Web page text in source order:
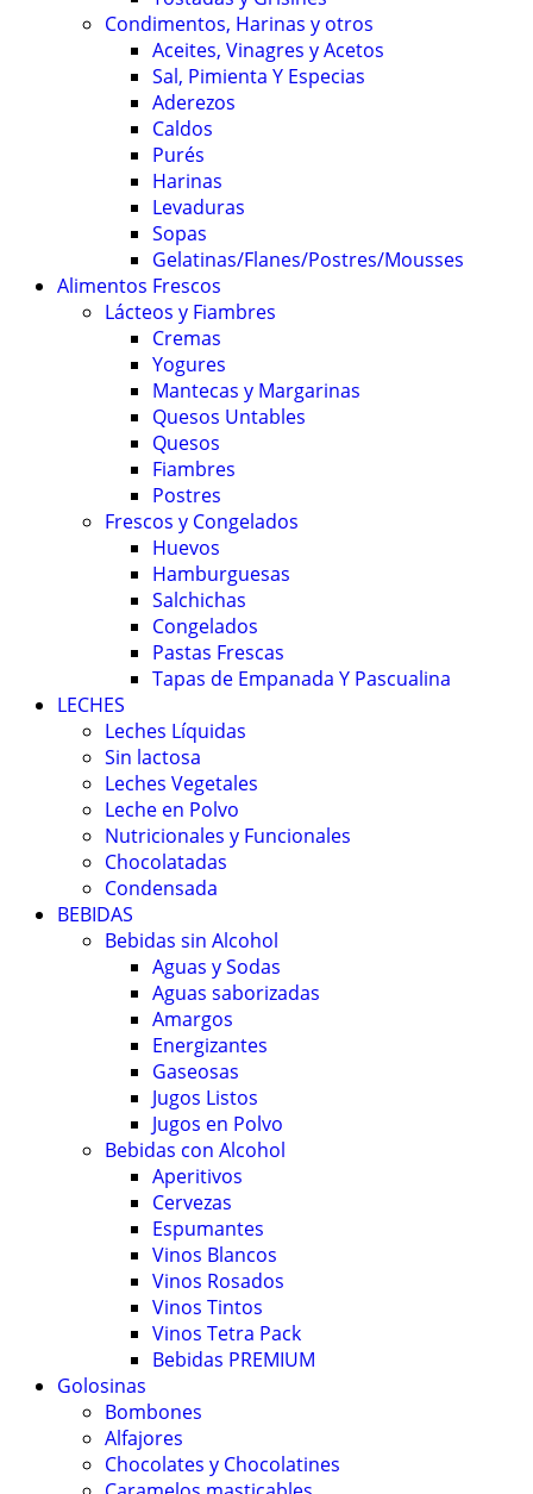
Condimentos, Harinas y otros
Aceites, Vinagres y Acetos
Sal, Pimienta Y Especias
Aderezos
Caldos
Purés
Harinas
Levaduras
Sopas
Gelatinas/Flanes/Postres/Mousses
Alimentos Frescos
Lácteos y Fiambres
Cremas
Yogures
Mantecas y Margarinas
Quesos Untables
Quesos
Fiambres
Postres
Frescos y Congelados
Huevos
Hamburguesas
Salchichas
Congelados
Pastas Frescas
Tapas de Empanada Y Pascualina
LECHES
Leches Líquidas
Sin lactosa
Leches Vegetales
Leche en Polvo
Nutricionales y Funcionales
Chocolatadas
Condensada
BEBIDAS
Bebidas sin Alcohol
Aguas y Sodas
Aguas saborizadas
Amargos
Energizantes
Gaseosas
Jugos Listos
Jugos en Polvo
Bebidas con Alcohol
Aperitivos
Cervezas
Espumantes
Vinos Blancos
Vinos Rosados
Vinos Tintos
Vinos Tetra Pack
Bebidas PREMIUM
Golosinas
Bombones
Alfajores
Chocolates y Chocolatines